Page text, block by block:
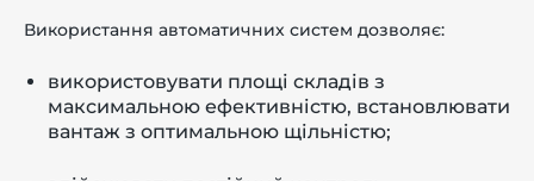
Використання автоматичних систем дозволяє:
використовувати площі складів з
максимальною ефективністю, встановлювати
вантаж з оптимальною щільністю;